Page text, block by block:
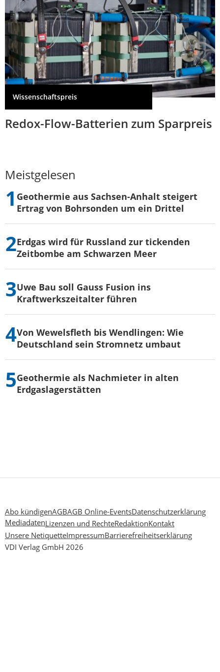
Wissenschaftspreis
Redox-Flow-Batterien zum Sparpreis
Meistgelesen
Geothermie aus Sachsen-Anhalt steigert
Ertrag von Bohrsonden um ein Drittel
Erdgas wird für Russland zur tickenden
Zeitbombe am Schwarzen Meer
Uwe Bau soll Gauss Fusion ins
Kraftwerkszeitalter führen
Von Wewelsfleth bis Wendlingen: Wie
Deutschland sein Stromnetz umbaut
Geothermie als Nachmieter in alten
Erdgaslagerstätten
Abo kündigenAGBAGB Online-EventsDatenschutzerklärung
MediadatenLizenzen und RechteRedaktionKontakt
Unsere NetiquetteImpressumBarrierefreiheitserklärung
VDI Verlag GmbH 2026